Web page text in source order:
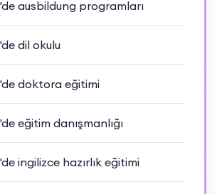
ausbildung programları
dil okulu
doktora eğitimi
eğitim danışmanlığı
ingilizce hazırlık eğitimi